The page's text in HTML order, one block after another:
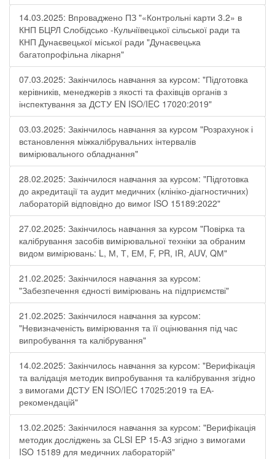
14.03.2025: Впроваджено ПЗ "«Контрольні карти 3.2» в
КНП БЦРЛ Слобідсько -Кульчіївецької сільської ради та
КНП Дунаєвецької міської ради "Дунаєвецька
багатопрофільна лікарня"
07.03.2025: Закінчилось навчання за курсом: "Підготовка
керівників, менеджерів з якості та фахівців органів з
інспектування за ДСТУ EN ISO/IEC 17020:2019"
03.03.2025: Закінчилось навчання за курсом "Розрахунок і
встановлення міжкалібрувальних інтервалів
вимірювального обладнання"
28.02.2025: Закінчилося навчання за курсом: "Підготовка
до акредитації та аудит медичних (клініко-діагностичних)
лабораторій відповідно до вимог ISO 15189:2022"
27.02.2025: Закінчилось навчання за курсом "Повірка та
калібрування засобів вимірювальної техніки за обраним
видом вимірювань: L, М, Т, ЕМ, F, РR, ІR, АUV, QМ"
21.02.2025: Закінчилося навчання за курсом:
"Забезпечення єдності вимірювань на підприємстві"
21.02.2025: Закінчилося навчання за курсом:
"Невизначеність вимірювання та її оцінювання під час
випробування та калібрування"
14.02.2025: Закінчилось навчання за курсом: "Верифікація
та валідація методик випробування та калібрування згідно
з вимогами ДСТУ EN ISO/IEC 17025:2019 та ЕА-
рекомендацій"
13.02.2025: Закінчилося навчання за курсом: "Верифікація
методик досліджень за CLSI EP 15-A3 згідно з вимогами
ISO 15189 для медичних лабораторій"